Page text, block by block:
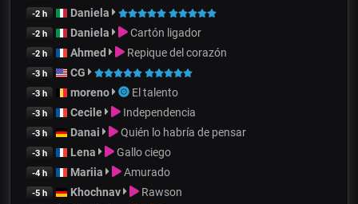
-2 h Daniela
-2 h Daniela Cartón ligador
-2 h Ahmed Repique del corazón
-3 h CG
-3 h moreno El talento
-3 h Cecile Independencia
-3 h Danai Quién lo habría de pensar
-3 h Lena Gallo ciego
-4 h Mariia Amurado
-5 h Khochnav Rawson